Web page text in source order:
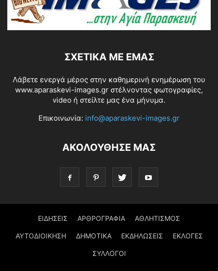
ΣΧΕΤΙΚΆ ΜΕ ΕΜΆΣ
Λάβετε ενεργά μέρος στην καθημερινή ενημέρωση του
www.aparaskevi-images.gr στέλνοντας φωτογραφίες,
video ή στείλτε μας ένα μήνυμα.
Επικοινωνία: info@aparaskevi-images.gr
ΑΚΟΛΟΥΘΗΣΕ ΜΑΣ
ΕΙΔΗΣΕΙΣ ΑΡΘΡΟΓΡΑΦΙΑ ΑΘΛΗΤΙΣΜΟΣ
ΑΥΤΟΔΙΟΙΚΗΣΗ ΔΗΜΟΤΙΚΑ ΕΚΔΗΛΩΣΕΙΣ ΕΚΛΟΓΕΣ
ΣΥΛΛΟΓΟΙ